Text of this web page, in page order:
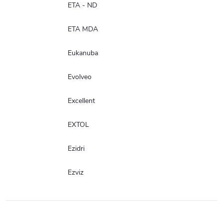
ETA - ND
ETA MDA
Eukanuba
Evolveo
Excellent
EXTOL
Ezidri
Ezviz